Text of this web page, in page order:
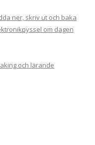
ner, skriv ut och baka
om dagen
och lärande